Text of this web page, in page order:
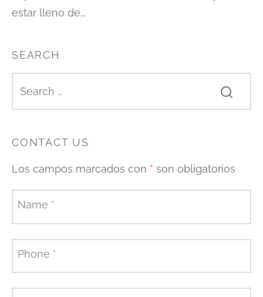
estar lleno de…
SEARCH
CONTACT US
Los campos marcados con * son obligatorios
Name *
Phone *